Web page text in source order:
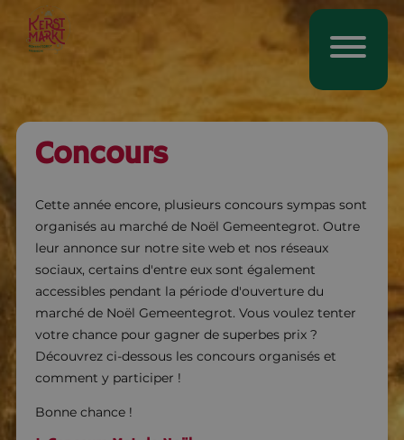
Concours
Cette année encore, plusieurs concours sympas sont
organisés au marché de Noël Gemeentegrot. Outre
leur annonce sur notre site web et nos réseaux
sociaux, certains d'entre eux sont également
accessibles pendant la période d'ouverture du
marché de Noël Gemeentegrot. Vous voulez tenter
votre chance pour gagner de superbes prix ?
Découvrez ci-dessous les concours organisés et
comment y participer !
Bonne chance !